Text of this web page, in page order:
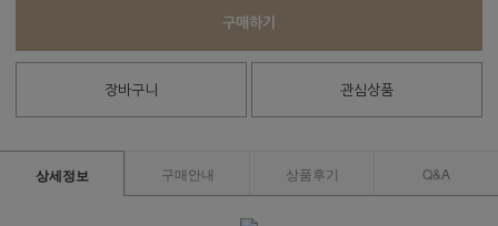
구매하기
장바구니 관심상품
상세정보 구매안내 상품후기 Q&A